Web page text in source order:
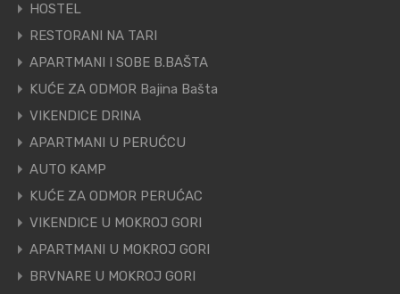
HOSTEL
RESTORANI NA TARI
APARTMANI I SOBE B.BAŠTA
KUĆE ZA ODMOR Bajina Bašta
VIKENDICE DRINA
APARTMANI U PERUĆCU
AUTO KAMP
KUĆE ZA ODMOR PERUĆAC
VIKENDICE U MOKROJ GORI
APARTMANI U MOKROJ GORI
BRVNARE U MOKROJ GORI